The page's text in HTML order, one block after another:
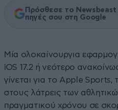
Πρόσθεσε το Newsbeast
πηγές σου στη Google
Μία ολοκαίνουργια
iOS 17.2 ή νεότερο
γίνεται για το Apple Sports,
στους λάτρεις των
πραγματικού χρόνου σε